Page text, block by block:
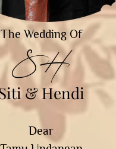
The Wedding Of
dan Hendi
12 November 2025
The Wedding Of
SH
& Hendi
Dear